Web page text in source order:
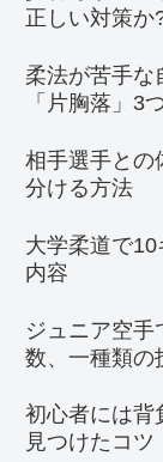
正しい対策か
柔法が苦手な
「片胸落」3
相手選手との
分ける方法
大学柔道で
内容
ジュニア空
数、一種類の
初心者には背
見つけたコツ